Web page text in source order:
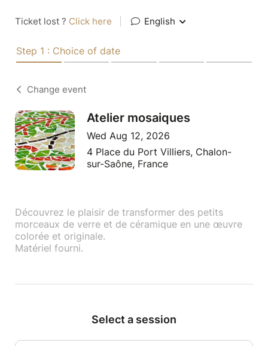
Ticket lost ? Click here English
Step 1 : Choice of date
Change event
Atelier mosaiques
Wed Aug 12, 2026
4 Place du Port Villiers, Chalon-
sur-Saône, France
Découvrez le plaisir de transformer des petits
morceaux de verre et de céramique en une œuvre
colorée et originale.
Matériel fourni.
Select a session